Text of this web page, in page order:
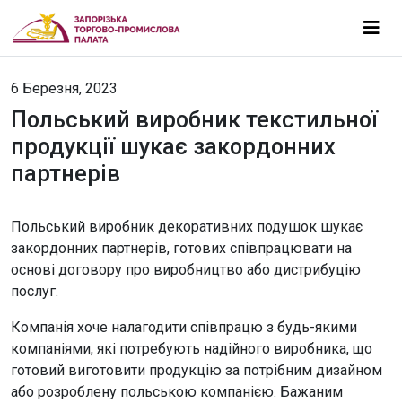
6 Березня, 2023
Польський виробник текстильної
продукції шукає закордонних
партнерів
Польський виробник декоративних подушок шукає
закордонних партнерів, готових співпрацювати на
основі договору про виробництво або дистрибуцію
послуг.
Компанія хоче налагодити співпрацю з будь-якими
компаніями, які потребують надійного виробника, що
готовий виготовити продукцію за потрібним дизайном
або розроблену польською компанією. Бажаним